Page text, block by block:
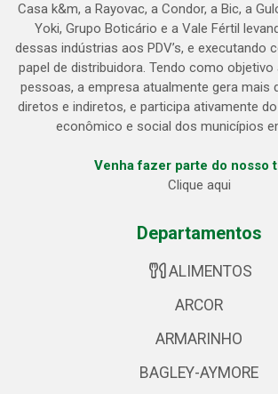
Casa k&m, a Rayovac, a Condor, a Bic, a
Yoki, Grupo Boticário e a Vale Fértil
dessas indústrias aos PDV’s, e executando
papel de distribuidora. Tendo como
pessoas, a empresa atualmente gera mais
diretos e indiretos, e participa ativamente
econômico e social dos municípios
Venha fazer parte do nosso
Clique aqui
Departamentos
ALIMENTOS
ARCOR
ARMARINHO
BAGLEY-AYMORE